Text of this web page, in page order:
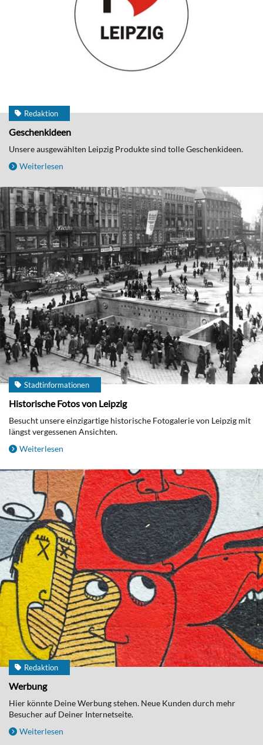
Redaktion
Geschenkideen
Unsere ausgewählten Leipzig Produkte sind tolle Geschenkideen.
Weiterlesen
Stadtinformationen
Historische Fotos von Leipzig
Besucht unsere einzigartige historische Fotogalerie von Leipzig mit
längst vergessenen Ansichten.
Weiterlesen
Redaktion
Werbung
Hier könnte Deine Werbung stehen. Neue Kunden durch mehr
Besucher auf Deiner Internetseite.
Weiterlesen